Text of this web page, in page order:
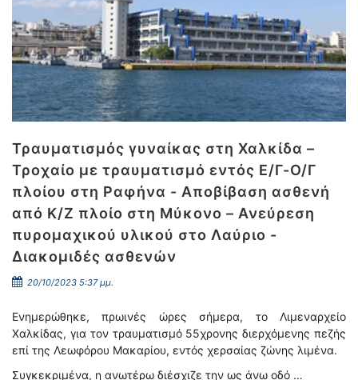
Τραυματισμός γυναίκας στη Χαλκίδα –
Τροχαίο με τραυματισμό εντός Ε/Γ-Ο/Γ
πλοίου στη Ραφήνα - Αποβίβαση ασθενή
από Κ/Ζ πλοίο στη Μύκονο – Ανεύρεση
πυρομαχικού υλικού στο Λαύριο -
Διακομιδές ασθενών
20/10/2023 5:37 μμ.
Ενημερώθηκε, πρωινές ώρες σήμερα, το Λιμεναρχείο
Χαλκίδας, για τον τραυματισμό 55χρονης διερχόμενης πεζής
επί της Λεωφόρου Μακαρίου, εντός χερσαίας ζώνης λιμένα.
Συγκεκριμένα, η ανωτέρω διέσχιζε την ως άνω οδό …